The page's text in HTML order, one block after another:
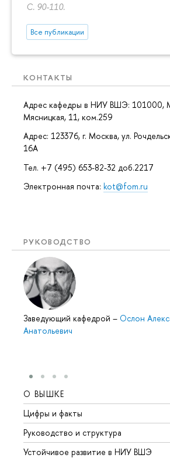
С. 90-110.
Все публикации
КОНТАКТЫ
Адрес кафедры в НИУ ВШЭ: 101000,
Мясницкая, 11, ком.259
Адрес: 123376, г. Москва, ул.
16А
Тел. +7 (495) 653-82-32 доб.2217
Электронная почта: kot@fom.ru
РУКОВОДСТВО
Заведующий кафедрой – Ослон
Анатольевич
О ВЫШКЕ
Цифры и факты
Руководство и структура
Устойчивое развитие в НИУ ВШЭ